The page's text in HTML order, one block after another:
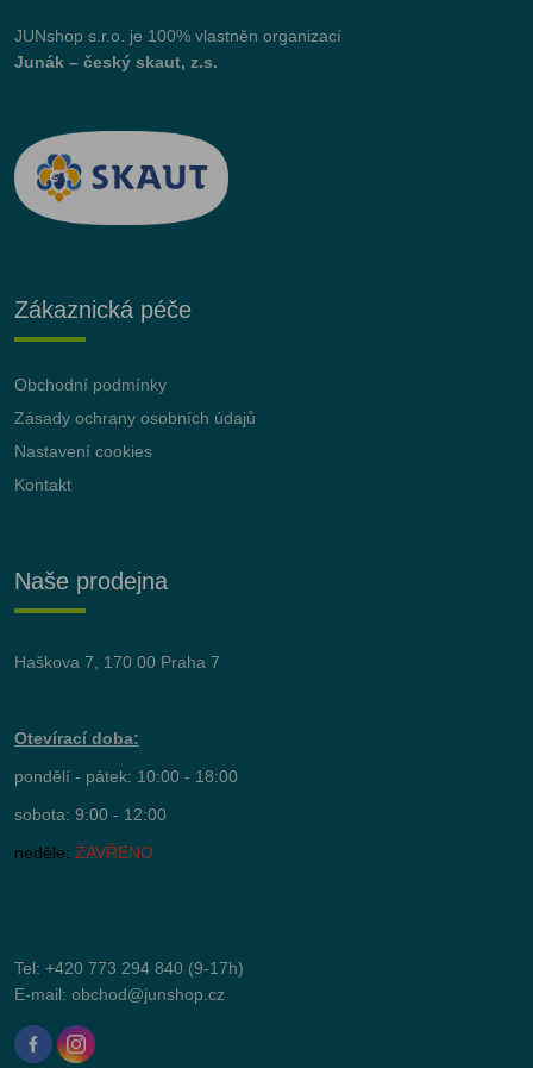
JUNshop s.r.o.
je 100% vlastněn organizací
Junák – český skaut, z.s.
Zákaznická péče
Obchodní podmínky
Zásady ochrany osobních údajů
Nastavení cookies
Kontakt
Naše prodejna
Haškova 7, 170 00 Praha 7
Otevírací doba:
pondělí - pátek: 10:00 - 18:00
sobota: 9:00 - 12:00
neděle: ZAVŘENO
Tel: +420 773 294 840 (9-17h)
E-mail: obchod@junshop.cz